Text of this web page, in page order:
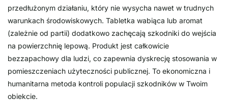
przedłużonym działaniu, który nie wysycha nawet w trudnych
warunkach środowiskowych. Tabletka wabiąca lub aromat
(zależnie od partii) dodatkowo zachęcają szkodniki do wejścia
na powierzchnię lepową. Produkt jest całkowicie
bezzapachowy dla ludzi, co zapewnia dyskrecję stosowania w
pomieszczeniach użyteczności publicznej. To ekonomiczna i
humanitarna metoda kontroli populacji szkodników w Twoim
obiekcie.